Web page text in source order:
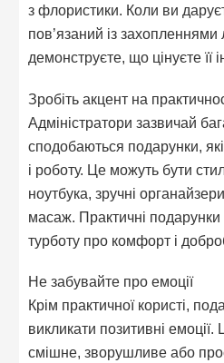
з флористики. Коли ви
пов’язаний із
демонструєте, що цінуєте її
Зробіть акцент на
Адміністратори зазвичай
сподобаються подарунки,
і роботу. Це можуть бути
ноутбука, зручні
масаж. Практичні
турботу про комфорт і
Не забувайте про емоції
Крім практичної користі,
викликати позитивні
смішне, зворушливе або